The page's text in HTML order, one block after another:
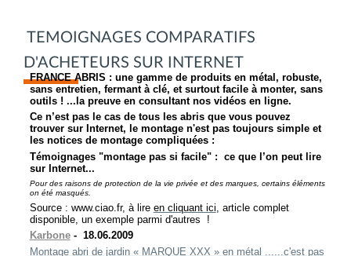
TEMOIGNAGES COMPARATIFS
D'ACHETEURS SUR INTERNET
FRANCE ABRIS : une gamme de produits en métal, robuste,
sans entretien, fermant à clé, et surtout facile à monter, sans
outils ! ...la preuve en consultant nos vidéos en ligne.
Ce n’est pas le cas de tous les abris que vous pouvez
trouver sur Internet, le montage n'est pas toujours simple et
les notices de montage compliquées :
Témoignages "montage pas si facile" : ce que l’on peut lire
sur Internet...
Pour des raisons de protection de la vie privée et des marques, certains éléments
on été masqués.
Source : www.ciao.fr, à lire en cliquant ici article complet
disponible, un exemple parmi d'autres !
Karbone- 18.06.2009
Montage abri de jardin « MARQUE XXX » en métal ......c'est pas